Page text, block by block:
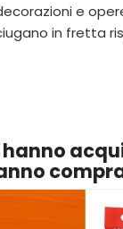
e
in fretta
hanno